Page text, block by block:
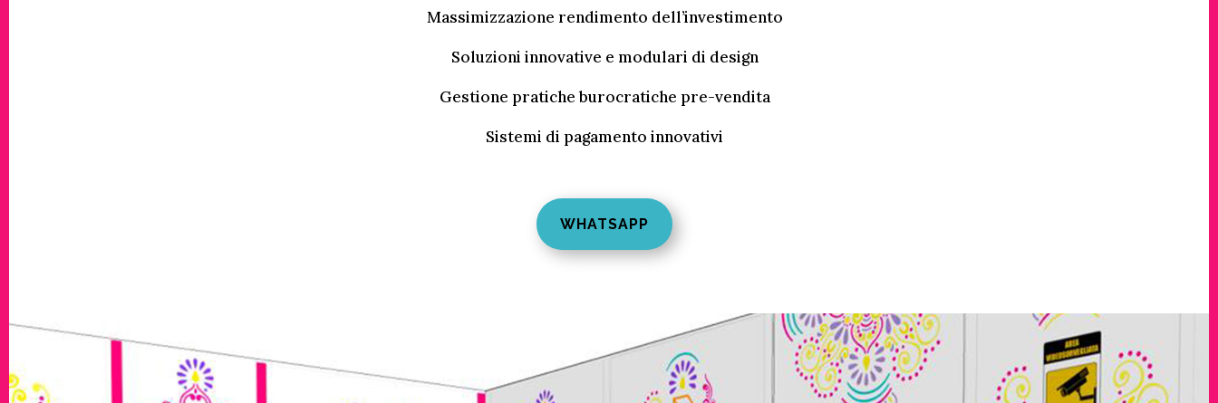
Massimizzazione rendimento dell’investimento
Soluzioni innovative e modulari di design
Gestione pratiche burocratiche pre-vendita
Sistemi di pagamento innovativi
WHATSAPP